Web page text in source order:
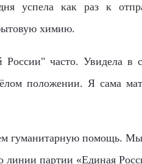
успела как раз к
химию.
часто. Увидела в
положении. Я сама
гуманитарную помощь.
линии партии «Единая